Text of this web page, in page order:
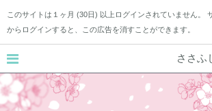
このサイトは１ヶ月 (30日) 以上ログインされていません。
からログインすると、この広告を消すことができます。
ささふ